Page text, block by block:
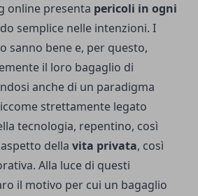
online presenta pericoli in ogni
semplice nelle intenzioni. I
sanno bene e, per questo,
il loro bagaglio di
anche di un paradigma
strettamente legato
tecnologia, repentino, così
della vita privata, così
Alla luce di questi
il motivo per cui un bagaglio